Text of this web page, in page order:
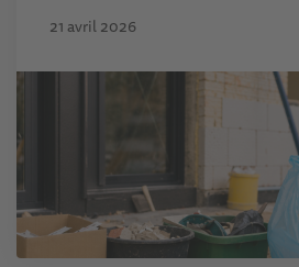
21 avril 2026